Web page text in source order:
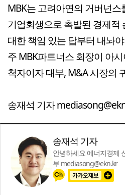
MBK는 고려아연의 거버넌
기업회생으로 촉발된 경제적
대한 책임 있는 답부터 내놔
주 MBK파트너스 회장이 아
척자이자 대부, M&A 시장의
송재석 기자
송재석 기자
안녕하세요 에너지경제
부 mediasong@ekn.kr